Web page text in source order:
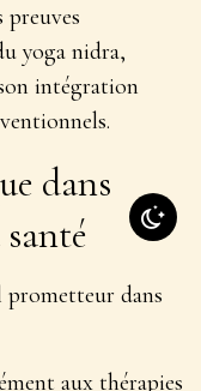
yoga nidra,
intégration
dans
dans
aux thérapies